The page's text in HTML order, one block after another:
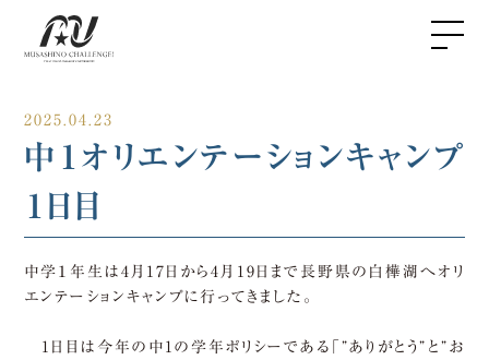
2025.04.23
中１オリエンテーションキャンプ
１日目
中学１年生は4月17日から4月19日まで長野県の白樺湖へオリ
エンテーションキャンプに行ってきました。
1日目は今年の中1の学年ポリシーである「”ありがとう”と”お